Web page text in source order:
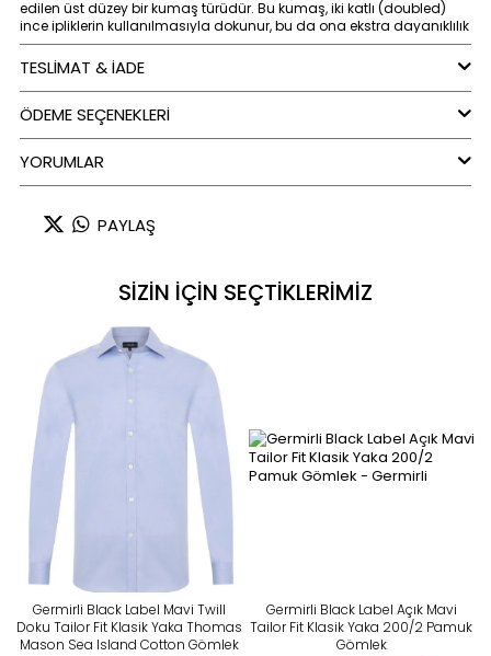
edilen üst düzey bir kumaş türüdür. Bu kumaş, iki katlı (doubled)
ince ipliklerin kullanılmasıyla dokunur, bu da ona ekstra dayanıklılık
ve pürüzsüz bir yüzey kazandırır. 200/2 kumaşında kullanılan
pamuk, genellikle uzun elyaflı ve yüksek kaliteli pamuk türlerinden
seçilir. Bu kumaş türünde yaygın olarak kullanılan pamuğun en
bilinen türleri Mısır pamuğu ve Sea Island pamuğudur. Nefes
alabilirliği ve hafifliği sayesinde sıcak havalarda serin tutar, aynı
zamanda doğal parlaklığı ve dokusu ile lüks bir görünüm sunar.
Renk : Mavi
TESLİMAT & İADE
ÖDEME SEÇENEKLERI
YORUMLAR
PAYLAŞ
SİZİN İÇİN SEÇTİKLERİMİZ
Germirli Black Label Mavi Twill
Doku Tailor Fit Klasik Yaka Thomas
Mason Sea Island Cotton Gömlek
Germirli Black Label Açık Mavi
Tailor Fit Klasik Yaka 200/2 Pamuk
Gömlek